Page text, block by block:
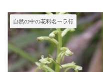
は、根は掌状にならず、伸び
るため「延根」といいます。
以前はテガタチドリ属に分類
されていたが、 ...
ボソウ（大葉蜻蛉草）はラン
科・ツレサギソウ属で、丘陵
や浅い山のの林内に生える多
年草です。 ホソバノキソチド
リ、コバノトンボソウ、キソ
チドリなど、亜高山帯の草地
自然の中の花科名ーラ行